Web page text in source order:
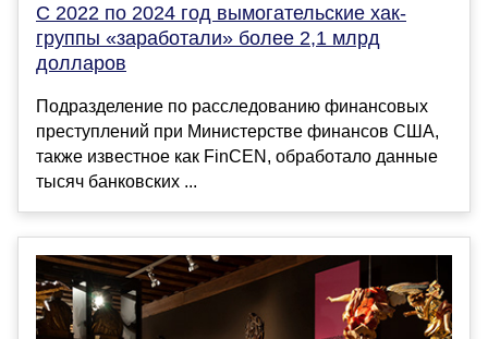
С 2022 по 2024 год вымогательские хак-
группы «заработали» более 2,1 млрд
долларов
Подразделение по расследованию финансовых
преступлений при Министерстве финансов США,
также известное как FinCEN, обработало данные
тысяч банковских ...